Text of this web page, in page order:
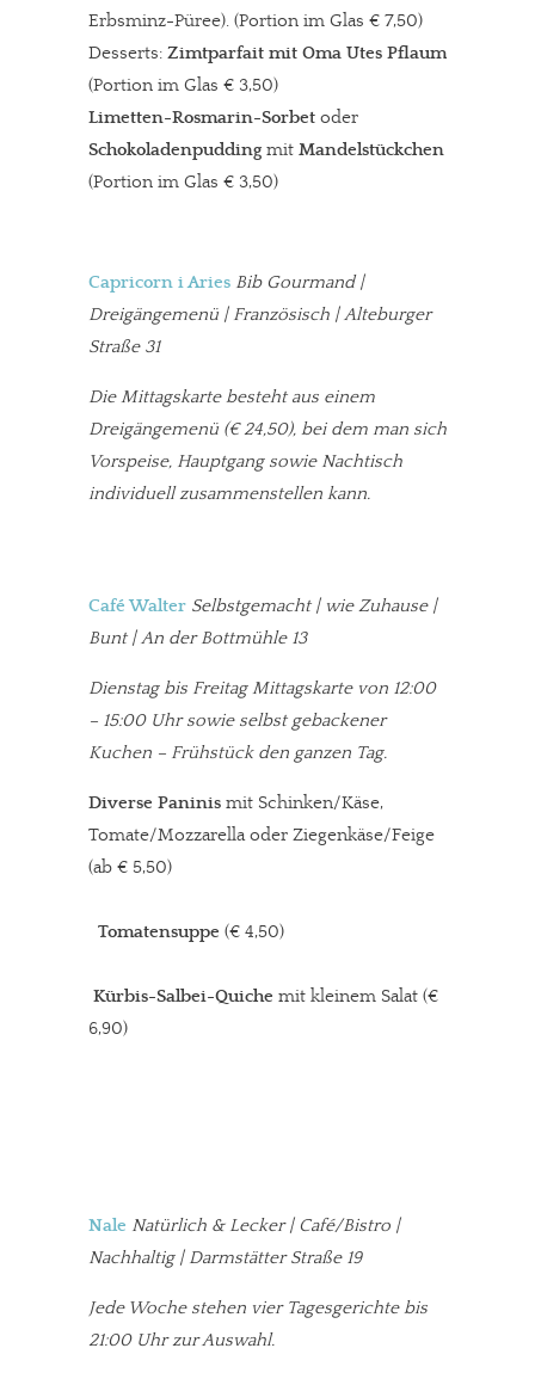
Erbsminz-Püree). (Portion im Glas € 7,50)
Desserts: Zimtparfait mit Oma Utes Pflaumenmus
(Portion im Glas € 3,50)
Limetten-Rosmarin-Sorbet oder
Schokoladenpudding mit Mandelstückchen
(Portion im Glas € 3,50)
Capricorn i Aries Bib Gourmand |
Dreigängemenü | Französisch | Alteburger
Straße 31
Die Mittagskarte besteht aus einem
Dreigängemenü (€ 24,50), bei dem man sich
Vorspeise, Hauptgang sowie Nachtisch
individuell zusammenstellen kann.
Café Walter Selbstgemacht | wie Zuhause |
Bunt | An der Bottmühle 13
Dienstag bis Freitag Mittagskarte von 12:00
– 15:00 Uhr sowie selbst gebackener
Kuchen – Frühstück den ganzen Tag.
Diverse Paninis mit Schinken/Käse,
Tomate/Mozzarella oder Ziegenkäse/Feige
(ab € 5,50)
Tomatensuppe (€ 4,50)
Kürbis-Salbei-Quiche mit kleinem Salat (€
6,90)
Nale Natürlich & Lecker | Café/Bistro |
Nachhaltig | Darmstätter Straße 19
Jede Woche stehen vier Tagesgerichte bis
21:00 Uhr zur Auswahl.